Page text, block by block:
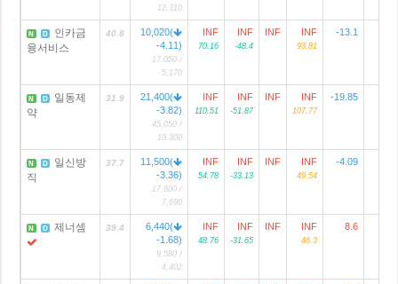
12,310
N D
인카금
융서비스
40.8
10,020(
-4.11)
17,050 /
5,170
INF
70.16
INF
-48.4
INF INF
93.81
-13.1
N D
일동제
약
31.9
21,400(
-3.82)
45,050 /
10,300
INF
110.51
INF
-51.87
INF INF
107.77
-19.85
N D
일신방
직
37.7
11,500(
-3.36)
17,800 /
7,690
INF
54.78
INF
-33.13
INF INF
49.54
-4.09
N D 제너셈 39.4
6,440(
-1.68)
9,580 /
4,402
INF
48.76
INF
-31.65
INF INF
46.3
8.6